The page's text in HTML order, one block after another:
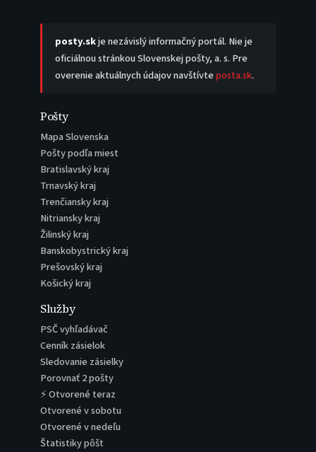
posty.skje nezávislý informačný portál. Nie je
oficiálnou stránkou Slovenskej pošty, a. s. Pre
overenie aktuálnych údajov navštívteposta.sk.
Pošty
Mapa Slovenska
Pošty podľa miest
Bratislavský kraj
Trnavský kraj
Trenčiansky kraj
Nitriansky kraj
Žilinský kraj
Banskobystrický kraj
Prešovský kraj
Košický kraj
Služby
PSČ vyhľadávač
Cenník zásielok
Sledovanie zásielky
Porovnať 2 pošty
⚡ Otvorené teraz
Otvorené v sobotu
Otvorené v nedeľu
Štatistiky pôšt